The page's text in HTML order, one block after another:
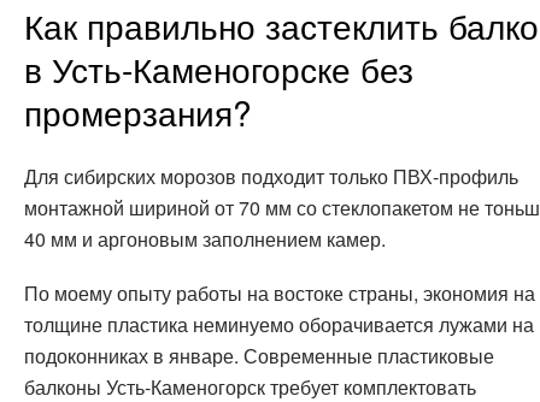
Как правильно застеклить
в Усть-Каменогорске без
промерзания?
Для сибирских морозов подходит только ПВХ-профиль
монтажной шириной от 70 мм со стеклопакетом не
40 мм и аргоновым заполнением камер.
По моему опыту работы на востоке страны, экономия на
толщине пластика неминуемо оборачивается лужами на
подоконниках в январе. Современные пластиковые
балконы Усть-Каменогорск требует комплектовать